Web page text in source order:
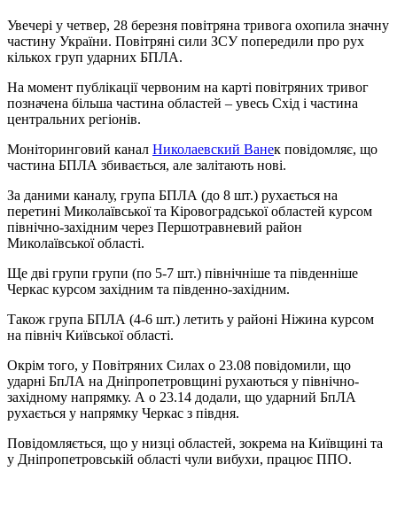
Увечері у четвер, 28 березня повітряна тривога охопила значну
частину України. Повітряні сили ЗСУ попередили про рух
кількох груп ударних БПЛА.
На момент публікації червоним на карті повітряних тривог
позначена більша частина областей – увесь Схід і частина
центральних регіонів.
Моніторинговий канал Николаевский Ванек повідомляє, що
частина БПЛА збивається, але залітають нові.
За даними каналу, група БПЛА (до 8 шт.) рухається на
перетині Миколаївської та Кіровоградської областей курсом
північно-західним через Першотравневий район
Миколаївської області.
Ще дві групи групи (по 5-7 шт.) північніше та південніше
Черкас курсом західним та південно-західним.
Також група БПЛА (4-6 шт.) летить у районі Ніжина курсом
на північ Київської області.
Окрім того, у Повітряних Силах о 23.08 повідомили, що
ударні БпЛА на Дніпропетровщині рухаються у північно-
західному напрямку. А о 23.14 додали, що ударний БпЛА
рухається у напрямку Черкас з півдня.
Повідомляється, що у низці областей, зокрема на Київщині та
у Дніпропетровській області чули вибухи, працює ППО.